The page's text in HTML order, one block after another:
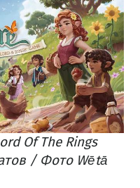
Of The Rings
/ Фото Wētā